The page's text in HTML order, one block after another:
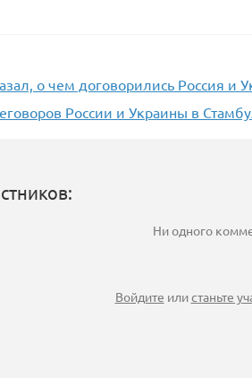
о чем договорились Россия и
России и Украины в
Ни одного
Войдите илистаньте